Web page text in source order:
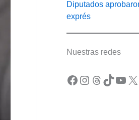
Diputados
exprés
Nuestras redes
Facebook Instagram Threads TikTok YouTube X